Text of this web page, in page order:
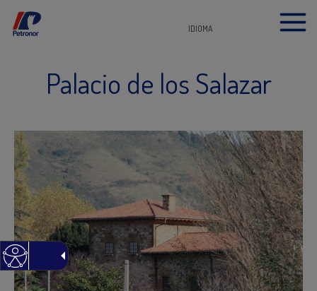
IDIOMA
Palacio de los Salazar